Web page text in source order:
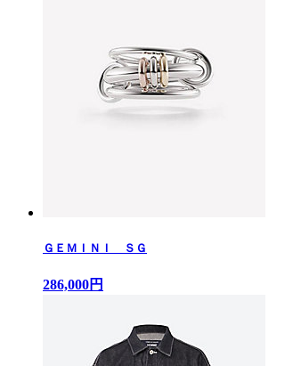
ＧＥＭＩＮＩ ＳＧ
286,000円